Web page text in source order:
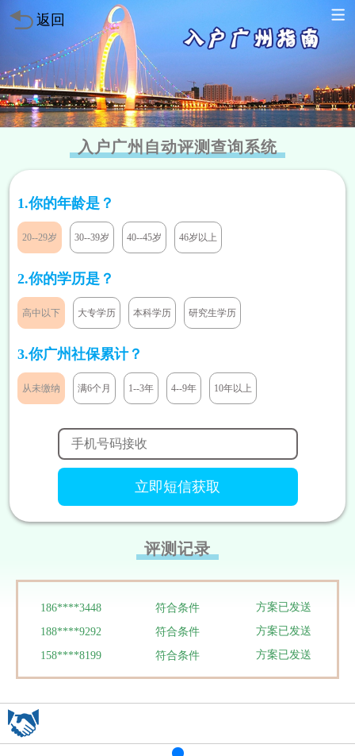
返回
入户广州自动评测查询系统
1.你的年龄是？
20--29岁 30--39岁 40--45岁 46岁以上
2.你的学历是？
高中以下 大专学历 本科学历 研究生学历
3.你广州社保累计？
从未缴纳 满6个月 1--3年 4--9年 10年以上
评测记录
189****2466 方案已发送
185****8446 符合条件 方案已发送
暂未符合
138****9291 暂未符合 方案已发送
符合条件
180****1290 符合条件 方案已发送
186****3448 符合条件 方案已发送
188****9292 符合条件 方案已发送
158****8199 符合条件 方案已发送
136****8384 符合条件 方案已发送